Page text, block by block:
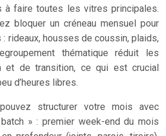
à faire toutes les vitres principales.
bloquer un créneau mensuel pour
rideaux, housses de coussin, plaids,
thématique réduit les
et de transition, ce qui est crucial
d’heures libres.
structurer votre mois avec
» : premier week-end du mois